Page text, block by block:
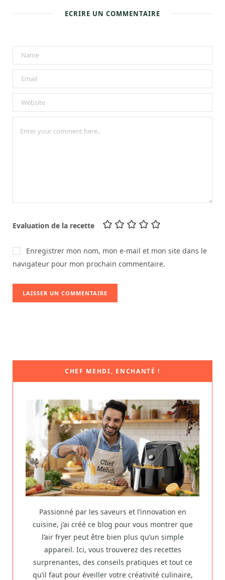
ECRIRE UN COMMENTAIRE
Evaluation de la recette
Enregistrer mon nom, mon e-mail et mon site dans le
navigateur pour mon prochain commentaire.
CHEF MEHDI, ENCHANTÉ !
Passionné par les saveurs et l’innovation en
cuisine, j’ai créé ce blog pour vous montrer que
l’air fryer peut être bien plus qu’un simple
appareil. Ici, vous trouverez des recettes
surprenantes, des conseils pratiques et tout ce
qu’il faut pour éveiller votre créativité culinaire,